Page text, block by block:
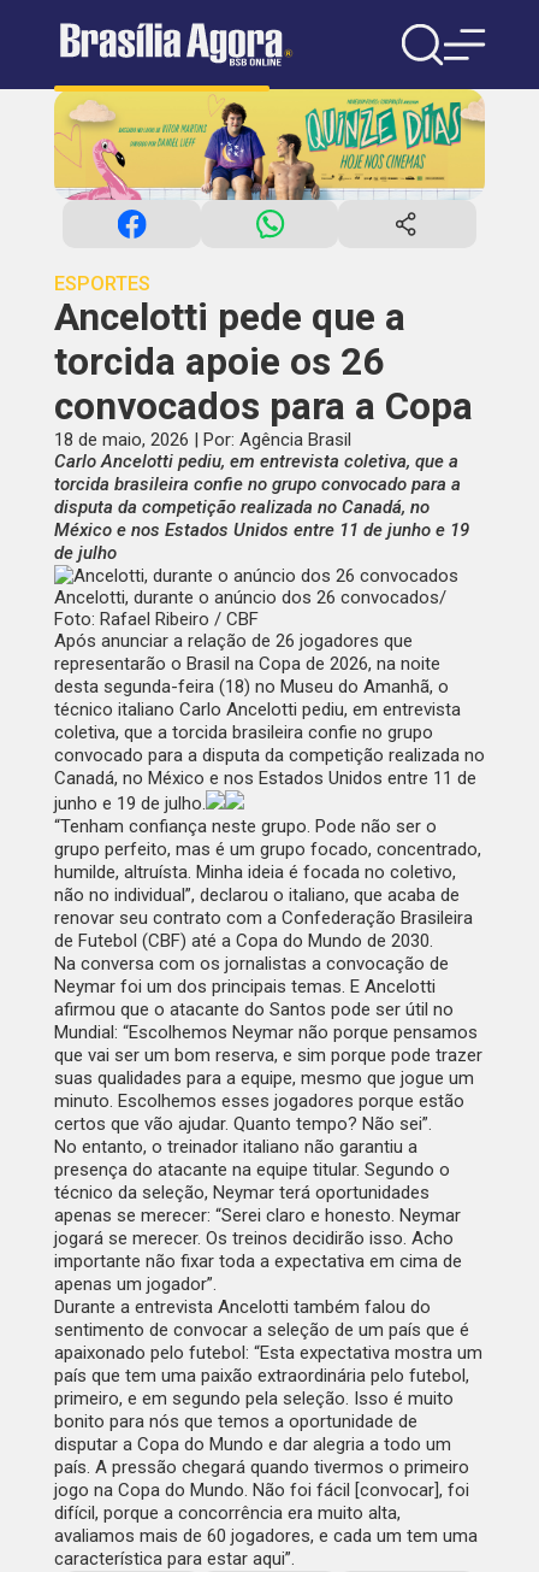
ESPORTES
Ancelotti pede que a
torcida apoie os 26
convocados para a Copa
18 de maio, 2026 | Por: Agência Brasil
Carlo Ancelotti pediu, em entrevista coletiva, que a
torcida brasileira confie no grupo convocado para a
disputa da competição realizada no Canadá, no
México e nos Estados Unidos entre 11 de junho e 19
de julho
Ancelotti, durante o anúncio dos 26 convocados/
Foto: Rafael Ribeiro / CBF
Após anunciar a relação de 26 jogadores que
representarão o Brasil na Copa de 2026, na noite
desta segunda-feira (18) no Museu do Amanhã, o
técnico italiano Carlo Ancelotti pediu, em entrevista
coletiva, que a torcida brasileira confie no grupo
convocado para a disputa da competição realizada no
Canadá, no México e nos Estados Unidos entre 11 de
junho e 19 de julho.
“Tenham confiança neste grupo. Pode não ser o
grupo perfeito, mas é um grupo focado, concentrado,
humilde, altruísta. Minha ideia é focada no coletivo,
não no individual”, declarou o italiano, que acaba de
renovar seu contrato com a Confederação Brasileira
de Futebol (CBF) até a Copa do Mundo de 2030.
Na conversa com os jornalistas a convocação de
Neymar foi um dos principais temas. E Ancelotti
afirmou que o atacante do Santos pode ser útil no
Mundial: “Escolhemos Neymar não porque pensamos
que vai ser um bom reserva, e sim porque pode trazer
suas qualidades para a equipe, mesmo que jogue um
minuto. Escolhemos esses jogadores porque estão
certos que vão ajudar. Quanto tempo? Não sei”.
No entanto, o treinador italiano não garantiu a
presença do atacante na equipe titular. Segundo o
técnico da seleção, Neymar terá oportunidades
apenas se merecer: “Serei claro e honesto. Neymar
jogará se merecer. Os treinos decidirão isso. Acho
importante não fixar toda a expectativa em cima de
apenas um jogador”.
Durante a entrevista Ancelotti também falou do
sentimento de convocar a seleção de um país que é
apaixonado pelo futebol: “Esta expectativa mostra um
país que tem uma paixão extraordinária pelo futebol,
primeiro, e em segundo pela seleção. Isso é muito
bonito para nós que temos a oportunidade de
disputar a Copa do Mundo e dar alegria a todo um
país. A pressão chegará quando tivermos o primeiro
jogo na Copa do Mundo. Não foi fácil [convocar], foi
difícil, porque a concorrência era muito alta,
avaliamos mais de 60 jogadores, e cada um tem uma
característica para estar aqui”.